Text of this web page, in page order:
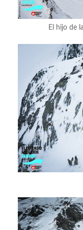
El hijo de